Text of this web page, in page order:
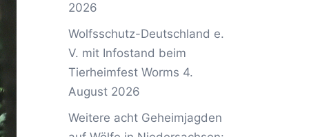
2026
Wolfsschutz-Deutschland e.
V. mit Infostand beim
Tierheimfest Worms 4.
August 2026
Weitere acht Geheimjagden